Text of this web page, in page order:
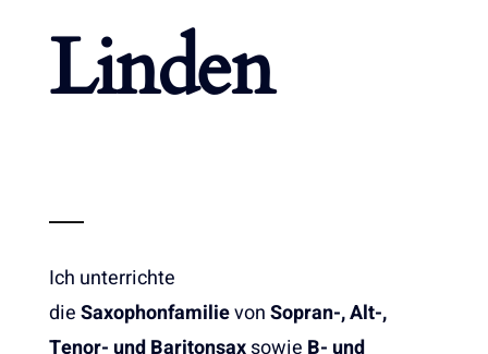
Linden
Ich unterrichte
dieSaxophonfamilievonSopran-, Alt-,
Tenor- und Baritonsaxsowie B- und